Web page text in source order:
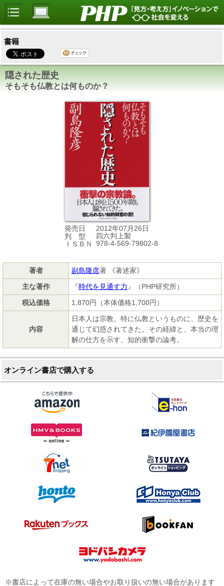
書籍
隠された歴史
そもそも仏教とは何ものか？
発売日
2012年07月26日
判 型
四六判上製
ＩＳＢＮ
978-4-569-79802-8
著者 副島隆彦著 《著述家》
主な著作
『時代を見通す力 』（PHP研究所）
税込価格
1,870円（本体価格1,700円）
内容
日本人は宗教、特に仏教というものに、歴史を
通じて幻惑されてきた。その経緯と、本当の理
解の仕方を示す、知的衝撃の論考。
オンライン書店で購入する
※書店によって在庫の無い場合やお取り扱いの無い場合があります